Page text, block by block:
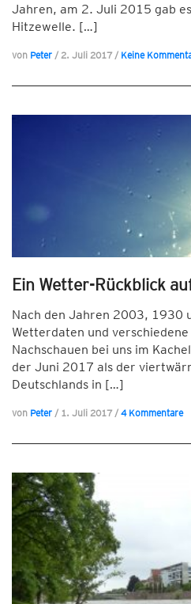
Jahren, am 2. Juli 2015 gab
Hitzewelle. […]
von Peter / 2. Juli 2017 / Keine
Ein Wetter-Rückblick
Nach den Jahren 2003, 1930
Wetterdaten und
Nachschauen bei uns im
der Juni 2017 als der
Deutschlands in […]
von Peter / 1. Juli 2017 / 4 Kommentare